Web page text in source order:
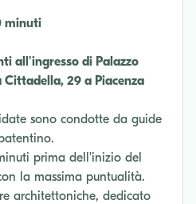
minuti
all'ingresso di Palazzo
Cittadella, 29 a Piacenza
sono condotte da guide
prima dell'inizio del
la massima puntualità.
architettoniche, dedicato